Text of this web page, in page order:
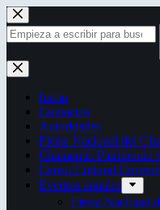
Saltar
al
contenido
Sin
resultados
Inicio
Contactos
Autoridades
Fiesta Nacional del
Chamamé: Patrimonio
Censo Cultural
Eventos anuales
Fiesta Nacional